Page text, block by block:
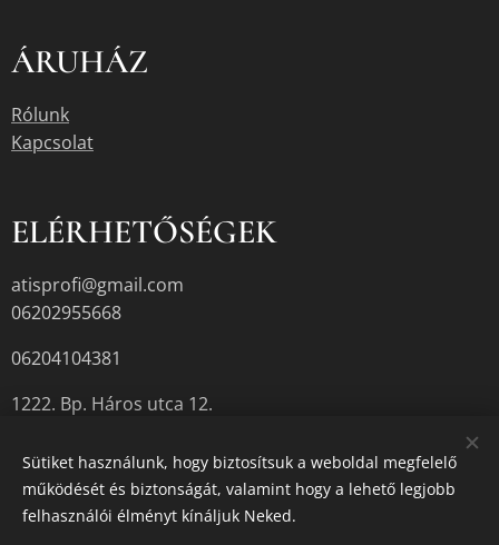
ÁRUHÁZ
Rólunk
Kapcsolat
ELÉRHETŐSÉGEK
atisprofi@gmail.com
06202955668
06204104381
1222. Bp. Háros utca 12.
A termékek aktuális készletéről érdeklődjön az üzletben, vagy a
megadott elérhetőségek egyikén.
Sütiket használunk, hogy biztosítsuk a weboldal megfelelő
működését és biztonságát, valamint hogy a lehető legjobb
felhasználói élményt kínáljuk Neked.